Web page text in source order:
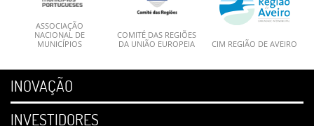
ASSOCIAÇÃO
NACIONAL DE
MUNICÍPIOS
COMITÉ DAS REGIÕES
DA UNIÃO EUROPEIA
CIM REGIÃO DE AVEIRO
INOVAÇÃO
INVESTIDORES